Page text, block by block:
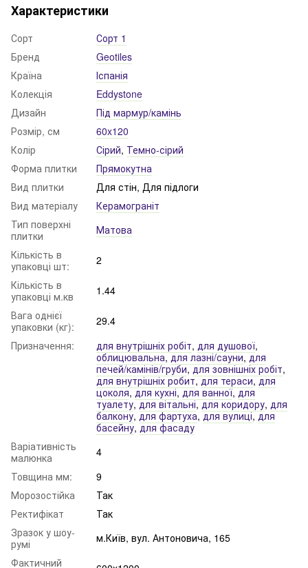
Характеристики
Сорт
Сорт 1
Бренд
Geotiles
Країна
Іспанія
Колекція
Eddystone
Дизайн
Під мармур/камінь
Розмір, см
60x120
Колір
Сірий, Темно-сірий
Форма плитки
Прямокутна
Вид плитки
Для стін, Для підлоги
Вид матеріалу
Керамограніт
Тип поверхні
плитки
Матова
Кількість в
упаковці шт:
2
Кількість в
упаковці м.кв
1.44
Вага однієї
упаковки (кг):
29.4
Призначення:
для внутрішніх робіт, для душової,
облицювальна,для лазні/сауни,для
печей/камінів/груби,для зовнішніх робіт,
для внутрішніх робит,для тераси,для
цоколя,для кухні,для ванної,для
туалету,для вітальні,для коридору, для
балкону, для фартуха,для вулиці,для
басейну,для фасаду
Варіативність
малюнка
4
Товщина мм:
9
Морозостійка
Так
Ректифікат
Так
Зразок у шоу-
румі
м.Київ, вул. Антоновича, 165
Фактичний